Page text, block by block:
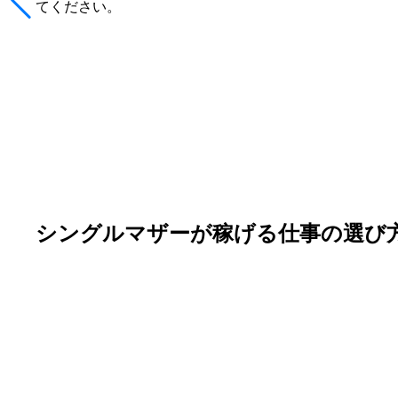
てください。
シングルマザーが稼げる仕事の選び